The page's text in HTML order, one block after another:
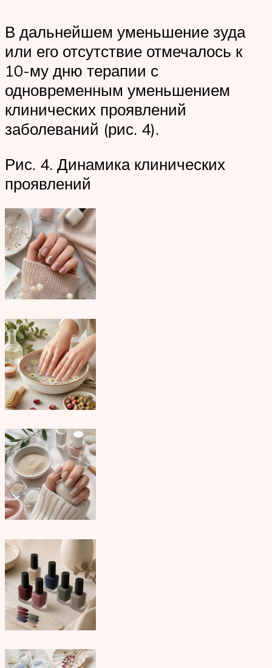
В дальнейшем уменьшение зуда
или его отсутствие отмечалось к
10-му дню терапии с
одновременным уменьшением
клинических проявлений
заболеваний (рис. 4).
Рис. 4. Динамика клинических
проявлений